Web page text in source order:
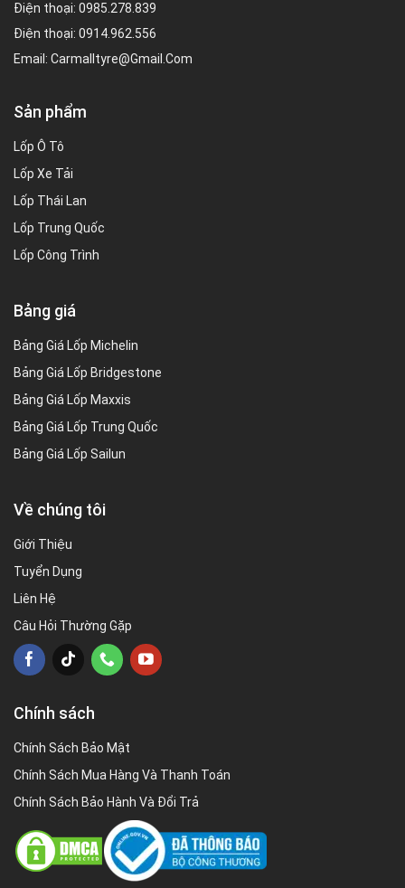
Điện thoại: 0985.278.839
Điện thoại: 0914.962.556
Email: Carmalltyre@gmail.com
Sản phẩm
Lốp Ô Tô
Lốp Xe Tải
Lốp Thái Lan
Lốp Trung Quốc
Lốp Công Trình
Bảng giá
Bảng Giá Lốp Michelin
Bảng Giá Lốp Bridgestone
Bảng Giá Lốp Maxxis
Bảng Giá Lốp Trung Quốc
Bảng Giá Lốp Sailun
Về chúng tôi
Giới Thiệu
Tuyển Dụng
Liên Hệ
Câu Hỏi Thường Gặp
Chính sách
Chính Sách Bảo Mật
Chính Sách Mua Hàng Và Thanh Toán
Chính Sách Bảo Hành Và Đổi Trả